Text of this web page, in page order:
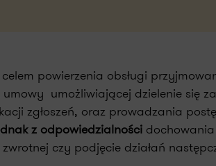
powierzenia obsługi
umożliwiającej dzielenie się
zgłoszeń, oraz prowadzania
z odpowiedzialnościdochowania
czy podjęcie działań